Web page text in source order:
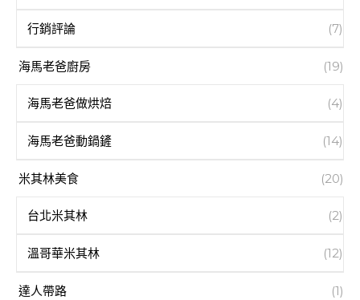
行銷評論 (7)
海馬老爸廚房 (19)
海馬老爸做烘焙 (4)
海馬老爸動鍋鏟 (14)
米其林美食 (20)
台北米其林 (2)
溫哥華米其林 (12)
達人帶路 (1)